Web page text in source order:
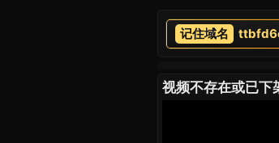
视频不存在或已下